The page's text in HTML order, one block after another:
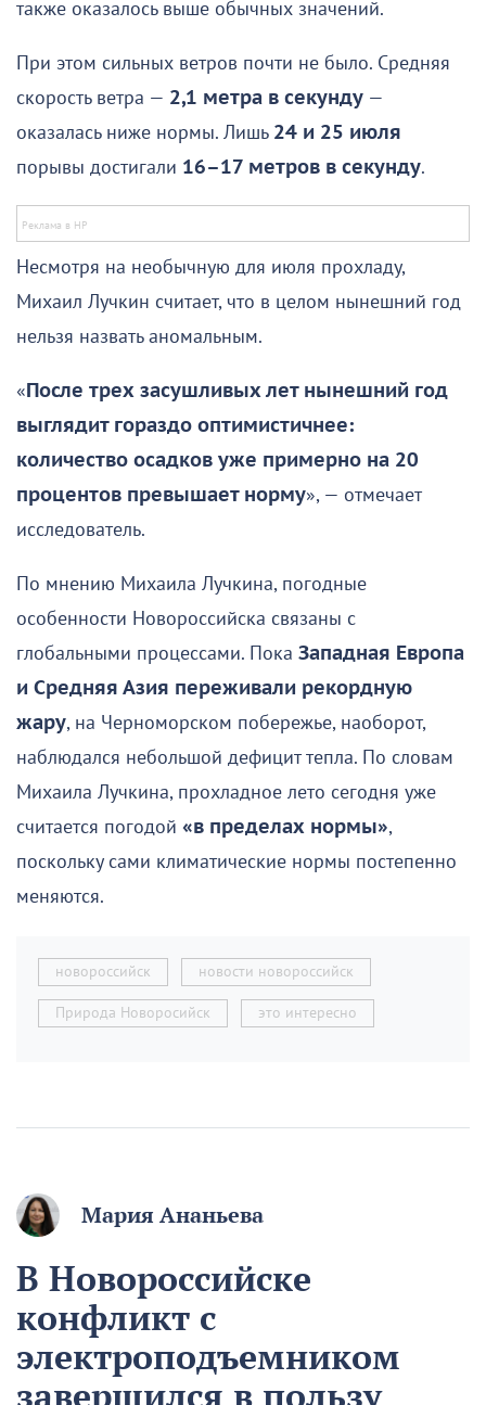
также оказалось выше обычных значений.
При этом сильных ветров почти не было. Средняя
скорость ветра — 2,1 метра в секунду —
оказалась ниже нормы. Лишь 24 и 25 июля
порывы достигали 16–17 метров в секунду.
Несмотря на необычную для июля прохладу,
Михаил Лучкин считает, что в целом нынешний год
нельзя назвать аномальным.
«После трех засушливых лет нынешний год
выглядит гораздо оптимистичнее:
количество осадков уже примерно на 20
процентов превышает норму», — отмечает
исследователь.
По мнению Михаила Лучкина, погодные
особенности Новороссийска связаны с
глобальными процессами. Пока Западная Европа
и Средняя Азия переживали рекордную
жару, на Черноморском побережье, наоборот,
наблюдался небольшой дефицит тепла. По словам
Михаила Лучкина, прохладное лето сегодня уже
считается погодой «в пределах нормы»,
поскольку сами климатические нормы постепенно
меняются.
новороссийск новости новороссийск
Природа Новоросийск это интересно
Мария Ананьева
В Новороссийске
конфликт с
электроподъемником
завершился в пользу